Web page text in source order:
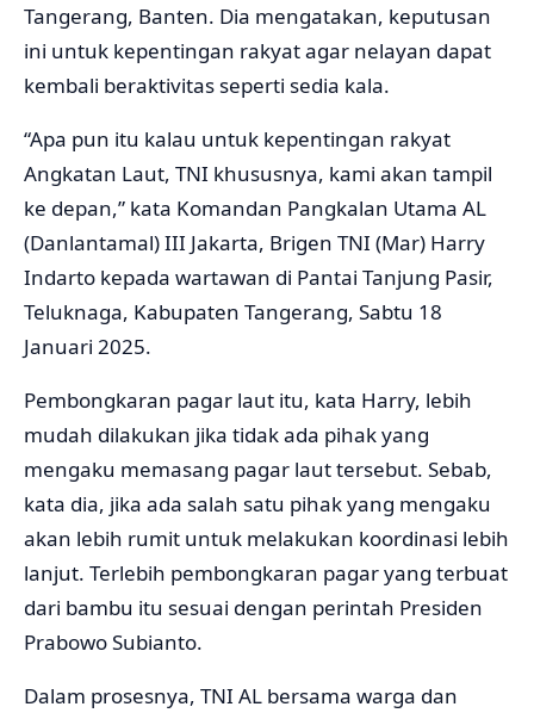
Tangerang, Banten. Dia mengatakan, keputusan
ini untuk kepentingan rakyat agar nelayan dapat
kembali beraktivitas seperti sedia kala.
“Apa pun itu kalau untuk kepentingan rakyat
Angkatan Laut, TNI khususnya, kami akan tampil
ke depan,” kata Komandan Pangkalan Utama AL
(Danlantamal) III Jakarta, Brigen TNI (Mar) Harry
Indarto kepada wartawan di Pantai Tanjung Pasir,
Teluknaga, Kabupaten Tangerang, Sabtu 18
Januari 2025.
Pembongkaran pagar laut itu, kata Harry, lebih
mudah dilakukan jika tidak ada pihak yang
mengaku memasang pagar laut tersebut. Sebab,
kata dia, jika ada salah satu pihak yang mengaku
akan lebih rumit untuk melakukan koordinasi lebih
lanjut. Terlebih pembongkaran pagar yang terbuat
dari bambu itu sesuai dengan perintah Presiden
Prabowo Subianto.
Dalam prosesnya, TNI AL bersama warga dan